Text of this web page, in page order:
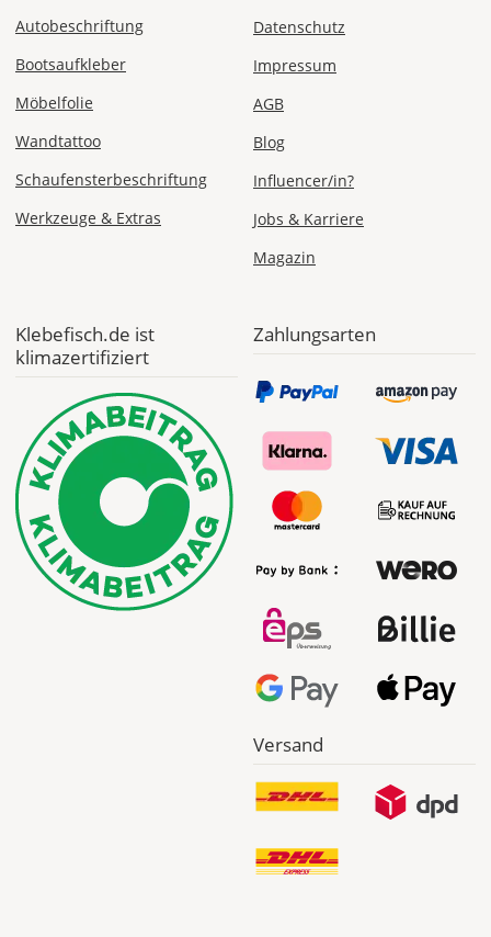
Autobeschriftung
Bootsaufkleber
Möbelfolie
Wandtattoo
Schaufensterbeschriftung
Werkzeuge & Extras
Datenschutz
Impressum
AGB
Blog
Influencer/in?
Jobs & Karriere
Magazin
Klebefisch.de ist
klimazertifiziert
Zahlungsarten
Versand